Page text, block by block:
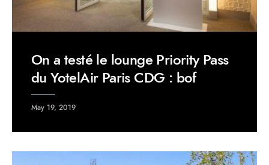
On a testé le lounge Priority Pass
du YotelAir Paris CDG : bof
May 19, 2019